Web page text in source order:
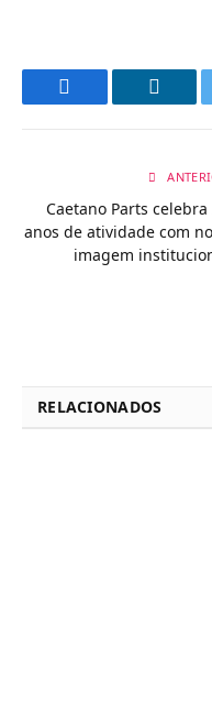
Caetano Parts celebra
anos de atividade com
imagem
RELACIONADOS